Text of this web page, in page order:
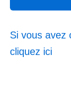
Si vous avez
cliquez ici